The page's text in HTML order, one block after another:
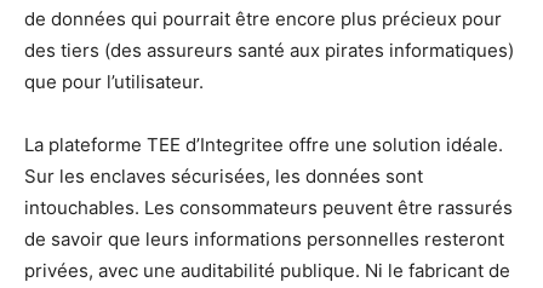
de données qui pourrait être encore plus précieux pour
des tiers (des assureurs santé aux pirates informatiques)
que pour l’utilisateur.
La plateforme TEE d’Integritee offre une solution idéale.
Sur les enclaves sécurisées, les données sont
intouchables. Les consommateurs peuvent être rassurés
de savoir que leurs informations personnelles resteront
privées, avec une auditabilité publique. Ni le fabricant de